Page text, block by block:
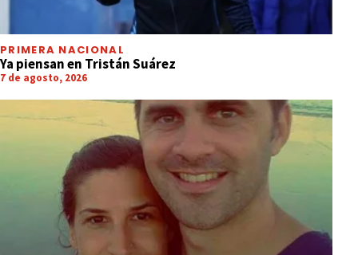
PRIMERA NACIONAL
Ya piensan en Tristán Suárez
7 de agosto, 2026